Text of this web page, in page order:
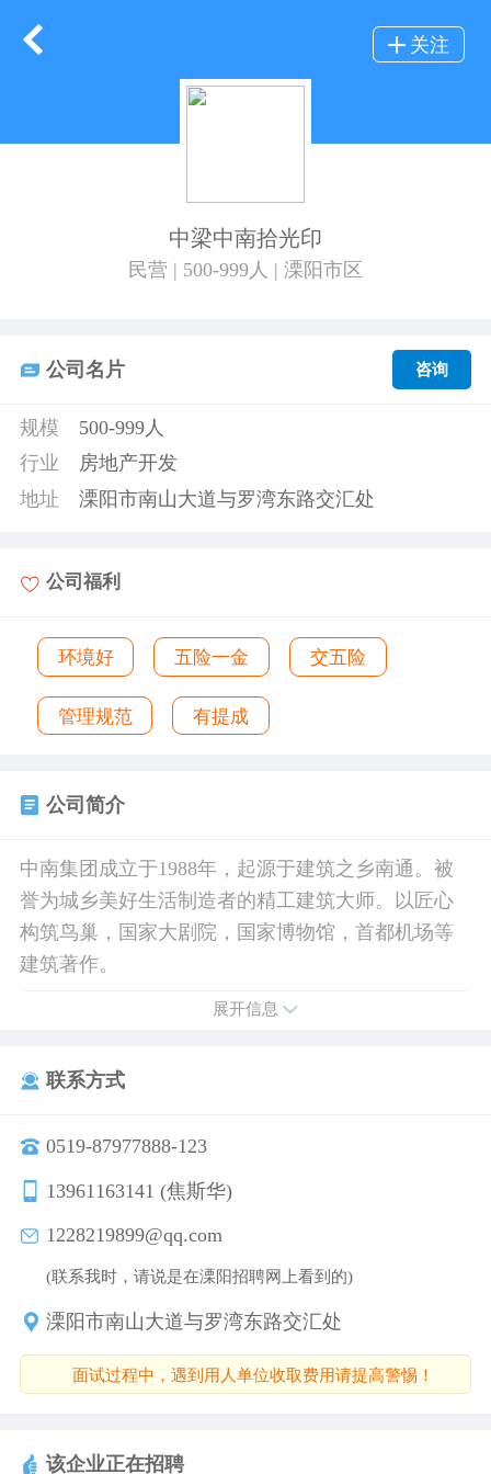
关注
中梁中南拾光印
民营 | 500-999人 | 溧阳市区
公司名片 咨询
规模
500-999人
行业
房地产开发
地址
溧阳市南山大道与罗湾东路交汇处
公司福利
环境好 五险一金 交五险
管理规范 有提成
公司简介
中南集团成立于1988年，起源于建筑之乡南通。被
誉为城乡美好生活制造者的精工建筑大师。以匠心
构筑鸟巢，国家大剧院，国家博物馆，首都机场等
建筑著作。
展开信息
联系方式
0519-87977888-123
13961163141 (焦斯华)
1228219899@qq.com
(联系我时，请说是在溧阳招聘网上看到的)
溧阳市南山大道与罗湾东路交汇处
面试过程中，遇到用人单位收取费用请提高警惕！
该企业正在招聘